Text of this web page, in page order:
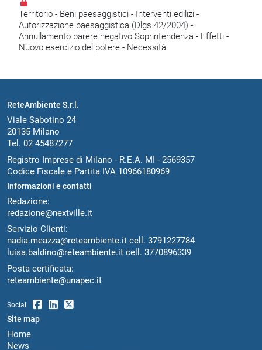
Territorio - Beni paesaggistici - Interventi edilizi -
Autorizzazione paesaggistica (Dlgs 42/2004) -
Annullamento parere negativo Soprintendenza - Effetti -
Nuovo esercizio del potere - Necessità
ReteAmbiente S.r.l.
Viale Sabotino 24
20135 Milano
Tel. 02 45487277
Registro Imprese di Milano - R.E.A. MI - 2569357
Codice Fiscale e Partita IVA 10966180969
Informazioni e contatti
Redazione:
redazione@nextville.it
Servizio Clienti:
nadia.meazza@reteambiente.it cell. 3791227784
luisa.baldino@reteambiente.it cell. 3770896339
Posta certificata:
reteambiente@unapec.it
Social
Site map
Home
News